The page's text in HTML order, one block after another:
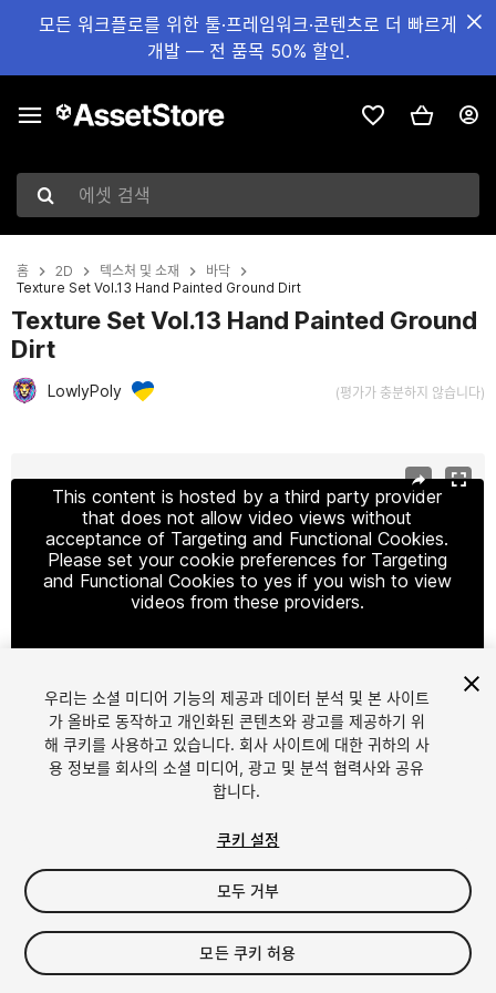
모든 워크플로를 위한 툴·프레임워크·콘텐츠로 더 빠르게
개발 — 전 품목 50% 할인.
에셋 검색
홈 2D 텍스처 및 소재
바닥
Texture Set Vol.13 Hand Painted Ground Dirt
Texture Set Vol.13 Hand Painted Ground
Dirt
LowlyPoly (평가가 충분하지 않습니다)
This content is hosted by a third party provider
that does not allow video views without
acceptance of Targeting and Functional Cookies.
Please set your cookie preferences for Targeting
and Functional Cookies to yes if you wish to view
videos from these providers.
Cookie Settings
1/25
$9
세금/부가세는 결제 시 반영됩니다.
우리는 소셜 미디어 기능의 제공과 데이터 분석 및 본 사이트
가 올바로 동작하고 개인화된 콘텐츠와 광고를 제공하기 위
해 쿠키를 사용하고 있습니다. 회사 사이트에 대한 귀하의 사
용 정보를 회사의 소셜 미디어, 광고 및 분석 협력사와 공유
합니다.
쿠키 설정
모두 거부
모든 쿠키 허용